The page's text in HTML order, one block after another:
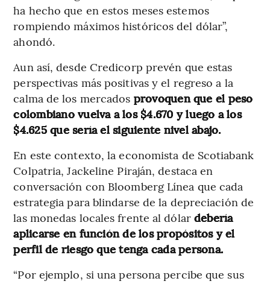
ha hecho que en estos meses estemos
rompiendo máximos históricos del dólar”,
ahondó.
Aun así, desde Credicorp prevén que estas
perspectivas más positivas y el regreso a la
calma de los mercados provoquen que el peso
colombiano vuelva a los $4.670 y luego a los
$4.625 que sería el siguiente nivel abajo.
En este contexto, la economista de Scotiabank
Colpatria, Jackeline Piraján, destaca en
conversación con Bloomberg Línea que cada
estrategia para blindarse de la depreciación de
las monedas locales frente al dólar debería
aplicarse en función de los propósitos y el
perfil de riesgo que tenga cada persona.
“Por ejemplo, si una persona percibe que sus